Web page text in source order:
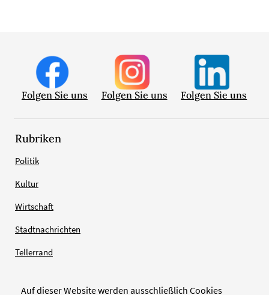
Auf dieser Website werden ausschließlich Cookies
Folgen Sie uns Folgen Sie uns Folgen Sie uns
Rubriken
Politik
Kultur
Wirtschaft
Stadtnachrichten
Tellerrand